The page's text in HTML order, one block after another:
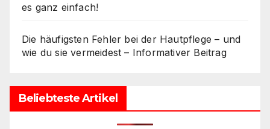
es ganz einfach!
Die häufigsten Fehler bei der Hautpflege – und
wie du sie vermeidest – Informativer Beitrag
Beliebteste Artikel